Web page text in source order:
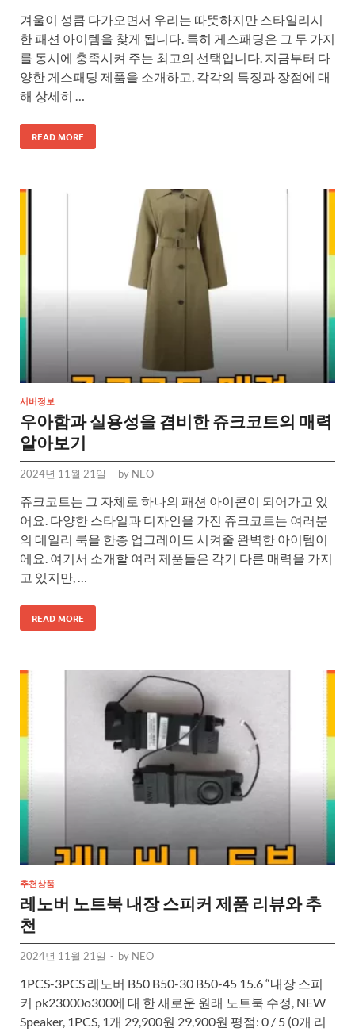
겨울이 성큼 다가오면서 우리는 따뜻하지만 스타일리시
한 패션 아이템을 찾게 됩니다. 특히 게스패딩은 그 두 가지
를 동시에 충족시켜 주는 최고의 선택입니다. 지금부터 다
양한 게스패딩 제품을 소개하고, 각각의 특징과 장점에 대
해 상세히 …
READ MORE
서버정보
우아함과 실용성을 겸비한 쥬크코트의 매력
알아보기
2024년 11월 21일 - by NEO
쥬크코트는 그 자체로 하나의 패션 아이콘이 되어가고 있
어요. 다양한 스타일과 디자인을 가진 쥬크코트는 여러분
의 데일리 룩을 한층 업그레이드 시켜줄 완벽한 아이템이
에요. 여기서 소개할 여러 제품들은 각기 다른 매력을 가지
고 있지만, …
READ MORE
추천상품
레노버 노트북 내장 스피커 제품 리뷰와 추
천
2024년 11월 21일 - by NEO
1PCS-3PCS 레노버 B50 B50-30 B50-45 15.6 “내장 스피
커 pk23000o300에 대 한 새로운 원래 노트북 수정, NEW
Speaker, 1PCS, 1개 29,900원 29,900원 평점: 0 / 5 (0개 리